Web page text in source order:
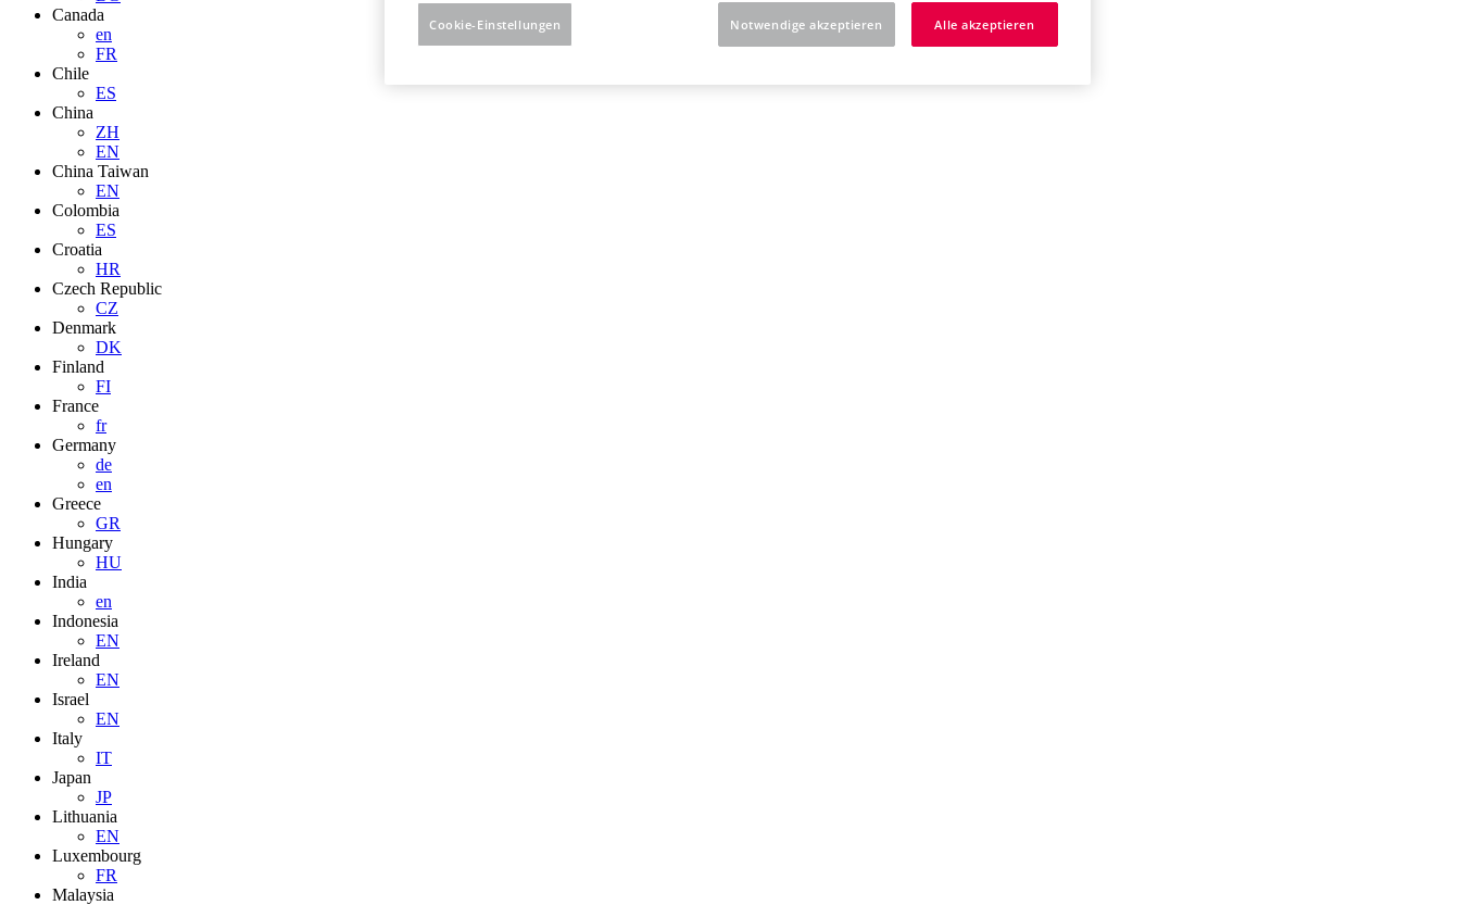
Canada
en
FR
Chile
ES
China
ZH
EN
China Taiwan
EN
Colombia
ES
Croatia
HR
Czech Republic
CZ
Denmark
DK
Finland
FI
France
fr
Germany
de
en
Greece
GR
Hungary
HU
India
en
Indonesia
EN
Ireland
EN
Israel
EN
Italy
IT
Japan
JP
Lithuania
EN
Luxembourg
FR
Malaysia
Notwendige akzeptieren Alle akzeptieren
Cookie-Einstellungen